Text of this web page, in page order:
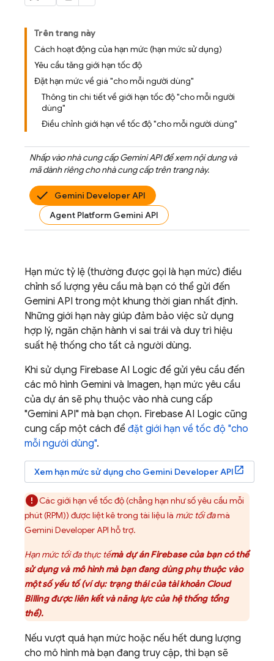
Trên trang này
Cách hoạt động của hạn mức (hạn mức sử dụng)
Yêu cầu tăng giới hạn tốc độ
Đặt hạn mức về giá "cho mỗi người dùng"
Thông tin chi tiết về giới hạn tốc độ "cho mỗi người
dùng"
Điều chỉnh giới hạn về tốc độ "cho mỗi người dùng"
Nhấp vào nhà cung cấpGemini APIđể xem nội dung và
mã dành riêng cho nhà cung cấp trên trang này.
Gemini Developer API
Agent Platform Gemini API
Hạn mức tỷ lệ (thường được gọi là hạn mức) điều
chỉnh số lượng yêu cầu mà bạn có thể gửi đến
Gemini API trong một khung thời gian nhất định.
Những giới hạn này giúp đảm bảo việc sử dụng
hợp lý, ngăn chặn hành vi sai trái và duy trì hiệu
suất hệ thống cho tất cả người dùng.
Khi sử dụng Firebase AI Logic để gửi yêu cầu đến
các mô hình Gemini và Imagen, hạn mức yêu cầu
của dự án sẽ phụ thuộc vào nhà cung cấp
"Gemini API" mà bạn chọn. Firebase AI Logic cũng
cung cấp một cách để đặt giới hạn về tốc độ "cho
mỗi người dùng".
Xem hạn mức sử dụng cho Gemini Developer API
Các giới hạn về tốc độ (chẳng hạn như số yêu cầu mỗi
phút (RPM)) được liệt kê trong tài liệu là mức tối đamà
Gemini Developer API hỗ trợ.
Hạn mức tối đa thực tếmà dự án Firebase của bạn có thể
sử dụng và mô hình mà bạn đang dùng phụ thuộc vào
một số yếu tố (ví dụ: trạng thái của tài khoản Cloud
Billingđược liên kết và năng lực của hệ thống tổng
thể).
Nếu vượt quá hạn mức hoặc nếu hết dung lượng
cho mô hình mà bạn đang truy cập, thì bạn sẽ